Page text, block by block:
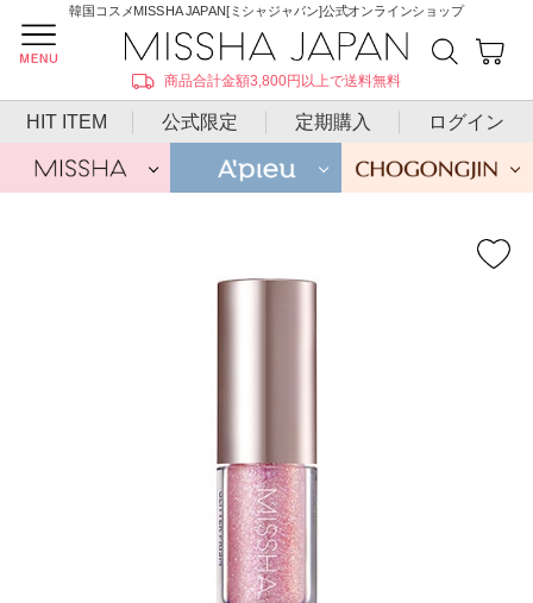
韓国コスメMISSHA JAPAN[ミシャジャパン]公式オンラインショップ
商品合計金額3,800円以上で送料無料
HIT ITEM 公式限定 定期購入 ログイン